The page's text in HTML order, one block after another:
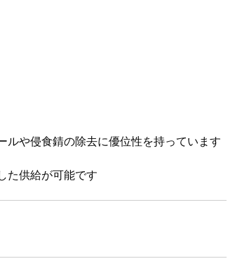
や侵食錆の除去に優位性を持っています
た供給が可能です